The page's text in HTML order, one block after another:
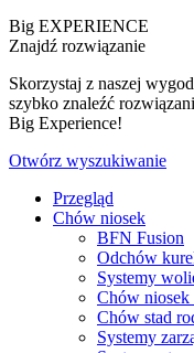
Big EXPERIENCE
Znajdź rozwiązanie
Skorzystaj z naszej
szybko znaleźć
Big Experience!
Otwórz wyszukiwanie
Przegląd
Chów niosek
BFN Fusion
Odchów
Systemy
Chów niosek
Chów stad
Systemy